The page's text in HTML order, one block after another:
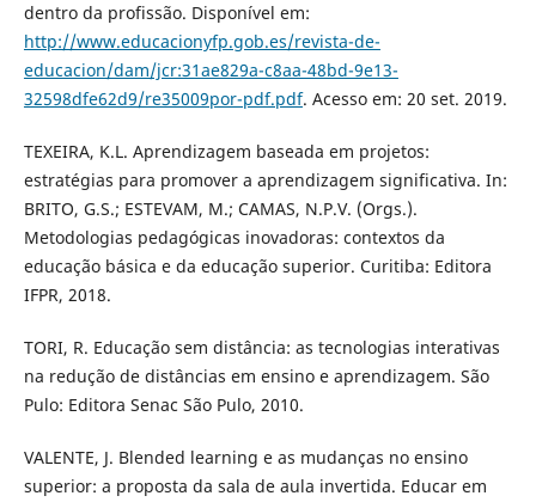
dentro da profissão. Disponível em:
http://www.educacionyfp.gob.es/revista-de-
educacion/dam/jcr:31ae829a-c8aa-48bd-9e13-
32598dfe62d9/re35009por-pdf.pdf. Acesso em: 20 set. 2019.
TEXEIRA, K.L. Aprendizagem baseada em projetos:
estratégias para promover a aprendizagem significativa. In:
BRITO, G.S.; ESTEVAM, M.; CAMAS, N.P.V. (Orgs.).
Metodologias pedagógicas inovadoras: contextos da
educação básica e da educação superior. Curitiba: Editora
IFPR, 2018.
TORI, R. Educação sem distância: as tecnologias interativas
na redução de distâncias em ensino e aprendizagem. São
Pulo: Editora Senac São Pulo, 2010.
VALENTE, J. Blended learning e as mudanças no ensino
superior: a proposta da sala de aula invertida. Educar em